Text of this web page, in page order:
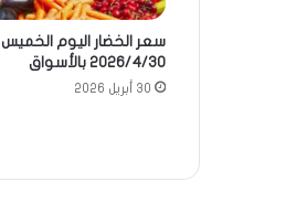
سعر الخضار اليوم الخميس
2026/4/30 بالأسواق
30 أبريل 2026